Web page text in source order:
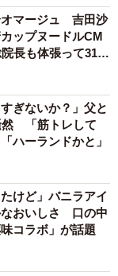
オマージュ 吉田沙
ップヌードルCM
長も体張って31万
ぎないか？」父と
然 「筋トレして
ハーランドかと」
けど」バニラアイ
おいしさ 口の中
コラボ」が話題